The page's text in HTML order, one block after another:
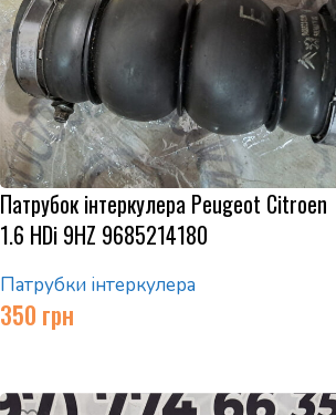
Патрубок інтеркулера Peugeot Citroen
1.6 HDi 9HZ 9685214180
Патрубки інтеркулера
350 грн